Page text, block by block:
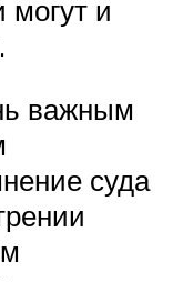
могут и
важным
суда